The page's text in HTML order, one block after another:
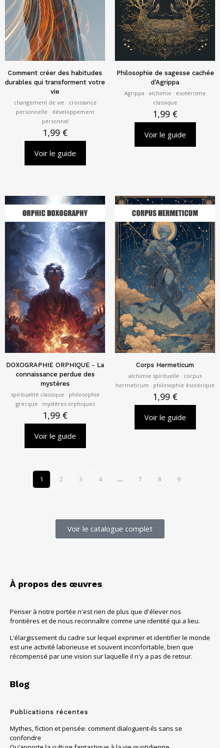
Comment créer des habitudes
durables qui transforment votre
vie
changement de vie · croissance
personnelle · développement
personnel
1,99 €
Voir le guide
Philosophie de sagesse cachée
d'Agrippa
Agrippa · alchimie · ésotérisme
classique
1,99 €
Voir le guide
DOXOGRAPHIE ORPHIQUE - La
connaissance perdue des
mystères
spiritualité classique · philosophie
grecque · mystères orphiques
1,99 €
Voir le guide
Corps Hermeticum
alchimie spirituelle · corpus
hermeticum · philosophie ésotérique
1,99 €
Voir le guide
1 2 3 4 … 7 8 9
Voir le catalogue complet
À propos des œuvres
Penser à notre portée n'est rien de plus que d'élever nos
frontières et de nous reconnaître comme une identité qui a lieu.
L'élargissement du cadre sur lequel exprimer et identifier le monde
est une activité laborieuse et souvent inconfortable, bien que
récompensé par une vision sur laquelle il n'y a pas de retour.
Blog
Publications récentes
Mythes, fiction et pensée: comment dialoguent-ils sans se
confondre